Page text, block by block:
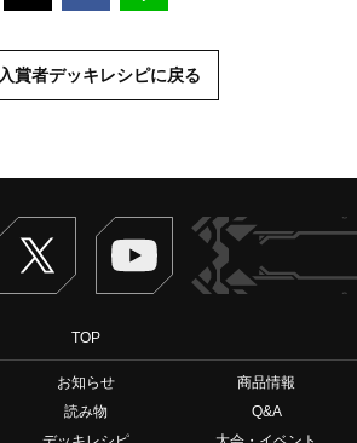
入賞者デッキレシピに戻る
Twitter ヴァンガードch
TOP
お知らせ
商品情報
読み物
Q&A